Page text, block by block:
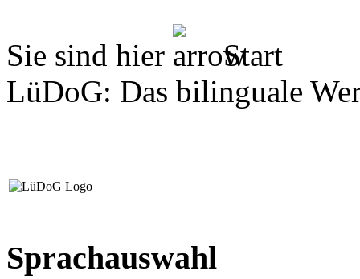
Sie sind hier
Start
LüDoG: Das bilinguale
Sprachauswahl